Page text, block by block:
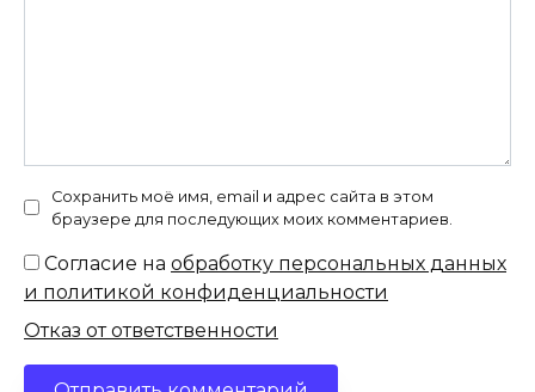
Сохранить моё имя, email и адрес сайта в этом
браузере для последующих моих комментариев.
Согласие на обработку персональных данных
и политикой конфиденциальности
Отказ от ответственности